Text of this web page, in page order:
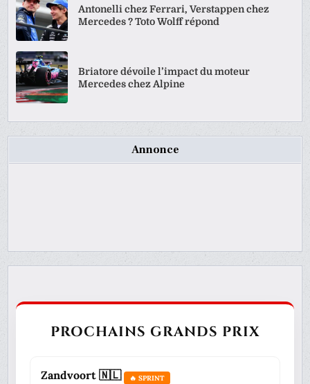
Antonelli chez Ferrari, Verstappen chez
Mercedes ? Toto Wolff répond
Briatore dévoile l’impact du moteur
Mercedes chez Alpine
Annonce
PROCHAINS GRANDS PRIX
Zandvoort 🇳🇱 🔥 SPRINT